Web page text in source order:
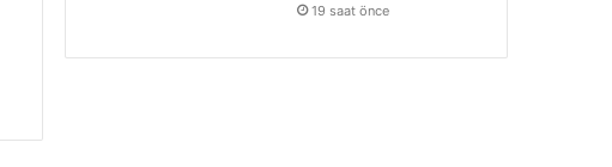
19 saat önce